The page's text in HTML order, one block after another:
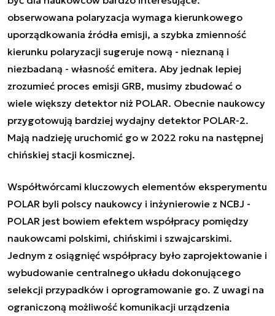
obserwowana polaryzacja wymaga kierunkowego
uporządkowania źródła emisji, a szybka zmienność
kierunku polaryzacji sugeruje nową - nieznaną i
niezbadaną - własność emitera. Aby jednak lepiej
zrozumieć proces emisji GRB, musimy zbudować o
wiele większy detektor niż POLAR. Obecnie naukowcy
przygotowują bardziej wydajny detektor POLAR-2.
Mają nadzieję uruchomić go w 2022 roku na następnej
chińskiej stacji kosmicznej.
Współtwórcami kluczowych elementów eksperymentu
POLAR byli polscy naukowcy i inżynierowie z NCBJ -
POLAR jest bowiem efektem współpracy pomiędzy
naukowcami polskimi, chińskimi i szwajcarskimi.
Jednym z osiągnięć współpracy było zaprojektowanie i
wybudowanie centralnego układu dokonującego
selekcji przypadków i oprogramowanie go. Z uwagi na
ograniczoną możliwość komunikacji urządzenia